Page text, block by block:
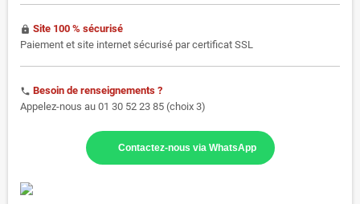
https Site 100 % sécurisé
Paiement et site internet sécurisé par certificat SSL
phone Besoin de renseignements ?
Appelez-nous au 01 30 52 23 85 (choix 3)
Contactez-nous via WhatsApp